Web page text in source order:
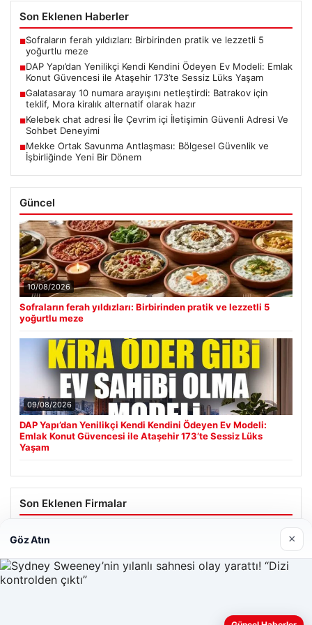
Son Eklenen Haberler
■Sofraların ferah yıldızları: Birbirinden pratik ve lezzetli 5
yoğurtlu meze
■DAP Yapı’dan Yenilikçi Kendi Kendini Ödeyen Ev Modeli: Emlak
Konut Güvencesi ile Ataşehir 173’te Sessiz Lüks Yaşam
■Galatasaray 10 numara arayışını netleştirdi: Batrakov için
teklif, Mora kiralık alternatif olarak hazır
■Kelebek chat adresi İle Çevrim içi İletişimin Güvenli Adresi Ve
Sohbet Deneyimi
■Mekke Ortak Savunma Antlaşması: Bölgesel Güvenlik ve
İşbirliğinde Yeni Bir Dönem
Güncel
10/08/2026
Sofraların ferah yıldızları: Birbirinden pratik ve lezzetli 5
yoğurtlu meze
09/08/2026
DAP Yapı’dan Yenilikçi Kendi Kendini Ödeyen Ev Modeli:
Emlak Konut Güvencesi ile Ataşehir 173’te Sessiz Lüks
Yaşam
Son Eklenen Firmalar
Göz Atın ×